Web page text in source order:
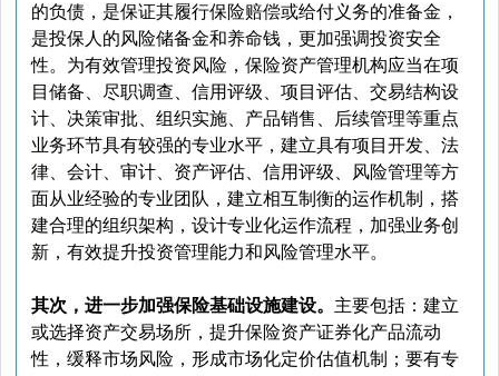
的负债，是保证其履行保险赔偿或给付义务的准备金，
是投保人的风险储备金和养命钱，更加强调投资安全
性。为有效管理投资风险，保险资产管理机构应当在项
目储备、尽职调查、信用评级、项目评估、交易结构设
计、决策审批、组织实施、产品销售、后续管理等重点
业务环节具有较强的专业水平，建立具有项目开发、法
律、会计、审计、资产评估、信用评级、风险管理等方
面从业经验的专业团队，建立相互制衡的运作机制，搭
建合理的组织架构，设计专业化运作流程，加强业务创
新，有效提升投资管理能力和风险管理水平。
其次，进一步加强保险基础设施建设。 主要包括：建立
或选择资产交易场所，提升保险资产证券化产品流动
性，缓释市场风险，形成市场化定价估值机制；要有专